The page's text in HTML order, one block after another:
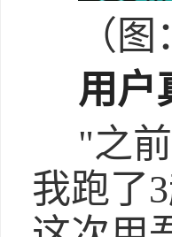
（
用户
"之
我跑了